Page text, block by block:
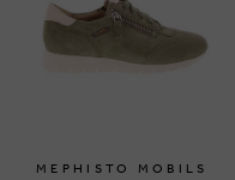
MEPHISTO MOBILS